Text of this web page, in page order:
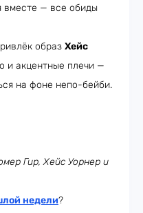
вместе — все обиды
образ Хейс
и акцентные плечи —
на фоне непо-бейби.
Гир, Хейс Уорнер и
недели?